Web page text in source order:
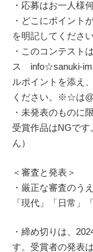
・応募はお一人様
・どこにポイント
を明記してください
・このコンテスト
ス info☆sanuki-
ルポイントを添え
ください。※☆は@
・未発表のものに
受賞作品はNGで
ん）
＜審査と発表＞
・厳正な審査のう
「現代」「日常」
・締め切りは、
す。受賞者の発表